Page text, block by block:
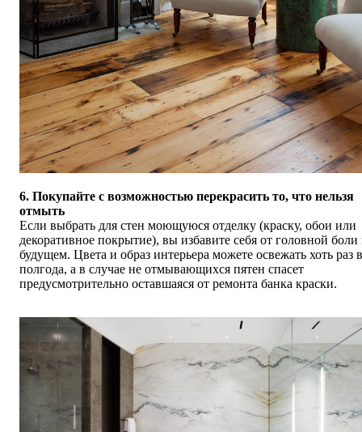
6. Покупайте с возможностью перекрасить то, что нельзя
отмыть
Если выбрать для стен моющуюся отделку (краску, обои или
декоративное покрытие), вы избавите себя от головной боли
будущем. Цвета и образ интерьера можете освежать хоть раз в
полгода, а в случае не отмывающихся пятен спасет
предусмотрительно оставшаяся от ремонта банка краски.